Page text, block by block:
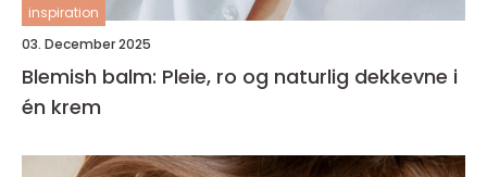
inspiration
03. December 2025
Blemish balm: Pleie, ro og naturlig dekkevne i
én krem